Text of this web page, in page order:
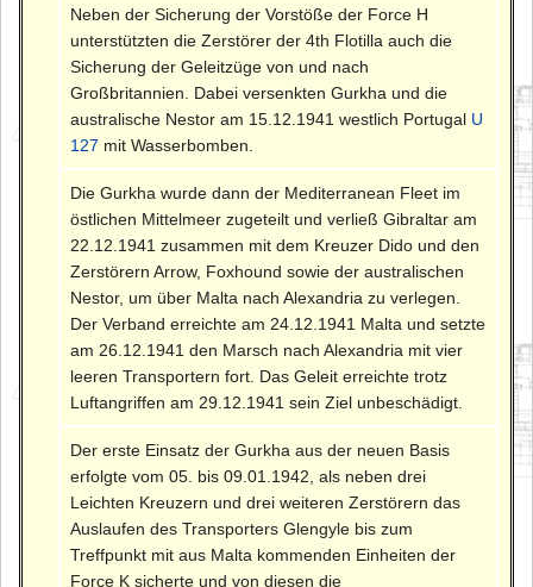
Neben der Sicherung der Vorstöße der Force H
unterstützten die Zerstörer der 4th Flotilla auch die
Sicherung der Geleitzüge von und nach
Großbritannien. Dabei versenkten Gurkha und die
australische Nestor am 15.12.1941 westlich Portugal U
127 mit Wasserbomben.
Die Gurkha wurde dann der Mediterranean Fleet im
östlichen Mittelmeer zugeteilt und verließ Gibraltar am
22.12.1941 zusammen mit dem Kreuzer Dido und den
Zerstörern Arrow, Foxhound sowie der australischen
Nestor, um über Malta nach Alexandria zu verlegen.
Der Verband erreichte am 24.12.1941 Malta und setzte
am 26.12.1941 den Marsch nach Alexandria mit vier
leeren Transportern fort. Das Geleit erreichte trotz
Luftangriffen am 29.12.1941 sein Ziel unbeschädigt.
Der erste Einsatz der Gurkha aus der neuen Basis
erfolgte vom 05. bis 09.01.1942, als neben drei
Leichten Kreuzern und drei weiteren Zerstörern das
Auslaufen des Transporters Glengyle bis zum
Treffpunkt mit aus Malta kommenden Einheiten der
Force K sicherte und von diesen die